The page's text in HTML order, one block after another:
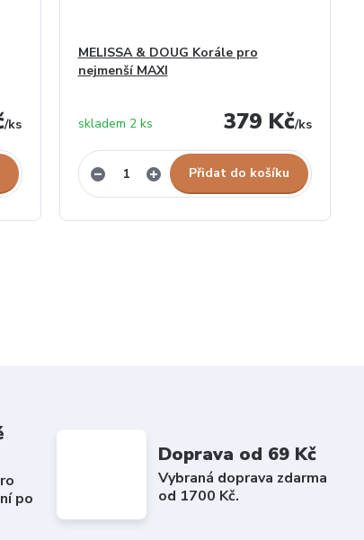
/ks
MELISSA & DOUG Korále pro
nejmenší MAXI
379 Kč/ks
skladem 2 ks
Přidat do košíku
po
Doprava od 69 Kč
Vybraná doprava zdarma
od 1700 Kč.